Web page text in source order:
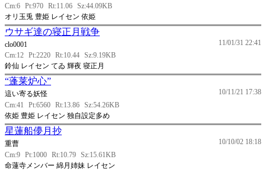
Cm:6 Pt:970 Rt:11.06 Sz:44.09KB
オリ玉兎 豊姫 レイセン 依姫
ウサギ達の寝正月戦争
11/01/31 22:41
clo0001
Cm:12 Pt:2220 Rt:10.44 Sz:9.19KB
鈴仙 レイセン てゐ 輝夜 寝正月
“蓬莱炉心”
10/11/21 17:38
這い寄る妖怪
Cm:41
Pt:6560 Rt:13.86 Sz:54.26KB
依姫 豊姫 レイセン 独自設定多め
星蓮船儚月抄
10/10/02 18:18
重曹
Cm:9 Pt:1000 Rt:10.79 Sz:15.61KB
命蓮寺メンバー 綿月姉妹 レイセン